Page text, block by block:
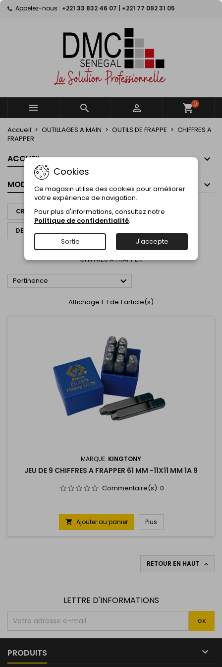
Appelez-nous : +221 33 832 46 07 | +221 77 092 31 05
   shopping_cart0
Accueil OUTILLAGES A MAIN OUTILS DE FRAPPE
CHIFFRES A
FRAPPER
ACCUEIL
MODES DE PAIEMENT
CRÉER UN DEVIS À PARTIR DE CE PANIER
DEMANDER UN DEVIS
CHIFFRES A FRAPPER
CHIFFRES A FRAPPER
Pertinence 
Affichage 1-1 de 1 article(s)
MARQUE: KINGTONY
JEU DE 9 CHIFFRES A FRAPPER 61 MM -11X11 MM 1A 9
Commentaire(s): 0
 Ajouter au panier Plus
RETOUR EN HAUT 
LETTRE D'INFORMATIONS
PRODUITS 
My wishlists ×
add_circle_outlineCreate new list
((modalTitle)) ×
((confirmMessage))
((cancelText)) ((modalDeleteText))
((title)) ×
((cancelText)) ((createText))
Connexion ×
Vous devez être connecté pour ajouter des produits
à votre liste d'envies.
((cancelText)) ((loginText))
Cookies
Ce magasin utilise des cookies pour améliorer
votre expérience de navigation.
Pour plus d'informations, consultez notre
Politique de confidentialité.
Sortie J'accepte